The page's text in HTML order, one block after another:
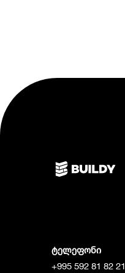
ტელეფონი
+995 592 81 82 21